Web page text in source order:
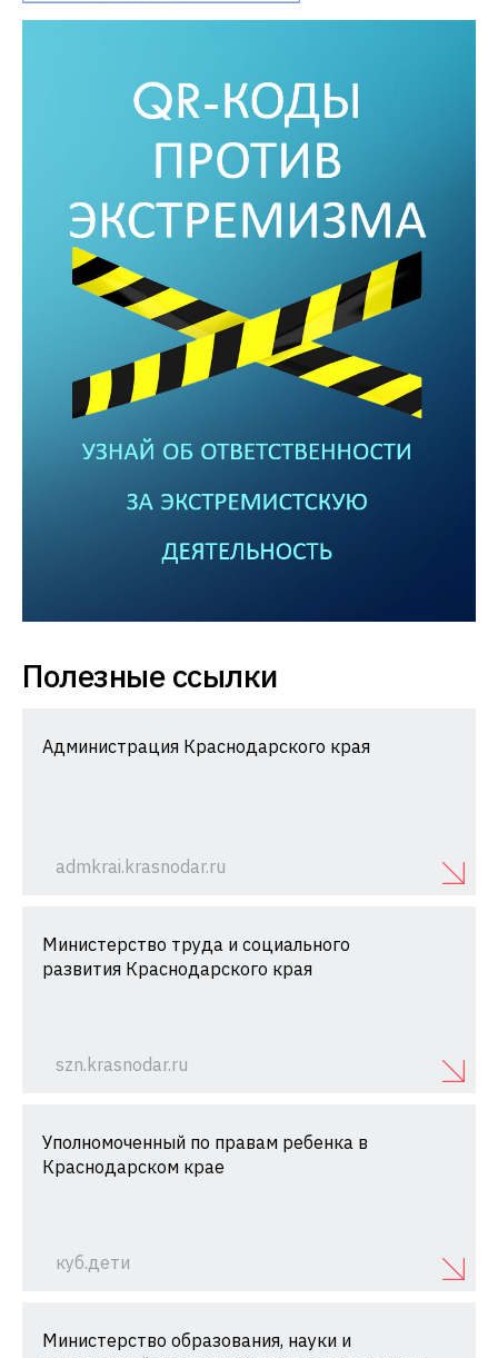
Полезные ссылки
Администрация Краснодарского края
admkrai.krasnodar.ru
Министерство труда и социального
развития Краснодарского края
szn.krasnodar.ru
Уполномоченный по правам ребенка в
Краснодарском крае
куб.дети
Министерство образования, науки и